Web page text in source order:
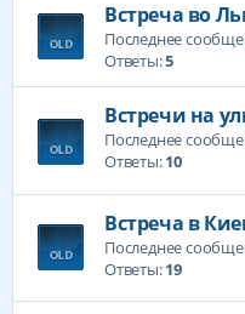
Встреча во
Последнее
Ответы:5
Встречи на
Последнее
Ответы:10
Встреча в
Последнее
Ответы:19